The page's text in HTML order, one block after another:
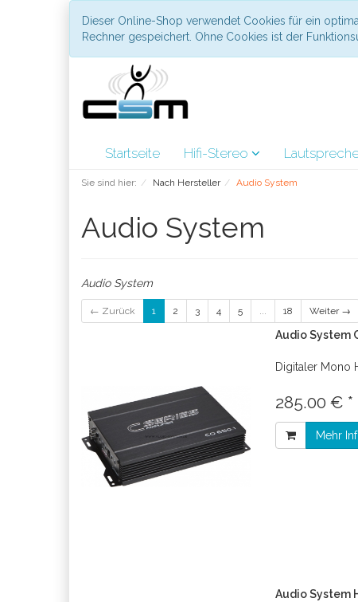
Dieser Online-Shop verwendet Cookies für ein
Rechner gespeichert. Ohne Cookies ist der
Startseite Hifi-Stereo
Sie sind hier: Nach Hersteller Audio System
Audio System
Audio System
← Zurück 1 2 3 4 5 ... 18 Weiter →
Audio System
Digitaler Mono
285.00 € *
Mehr
Audio System